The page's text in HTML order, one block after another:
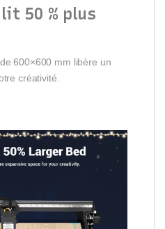
50 % plus
600×600 mm libère un
créativité.